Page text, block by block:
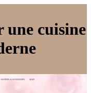
une cuisine